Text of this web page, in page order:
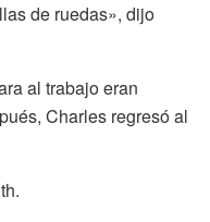
de ruedas», dijo
al trabajo eran
Charles regresó al